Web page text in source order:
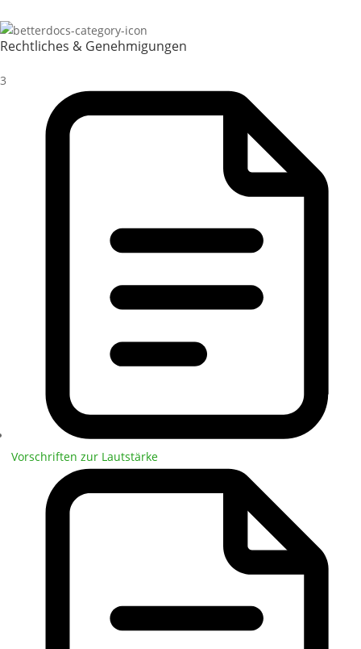
Rechtliches & Genehmigungen
3
Vorschriften zur Lautstärke